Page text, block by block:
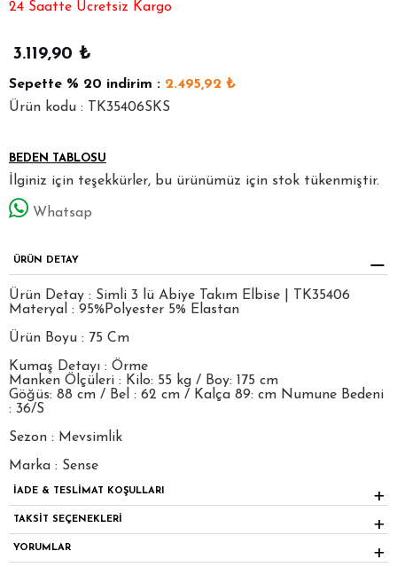
24 Saatte Ücretsiz Kargo
3.119,90 ₺
Sepette % 20 indirim : 2.495,92 ₺
Ürün kodu : TK35406SKS
BEDEN TABLOSU
İlginiz için teşekkürler, bu ürünümüz için stok tükenmiştir.
Whatsap
ÜRÜN DETAY
Ürün Detay : Simli 3 lü Abiye Takım Elbise | TK35406
Materyal : 95%Polyester 5% Elastan
Ürün Boyu : 75 Cm
Kumaş Detayı : Örme
Manken Ölçüleri : Kilo: 55 kg / Boy: 175 cm
Göğüs: 88 cm / Bel : 62 cm / Kalça 89: cm Numune Bedeni
: 36/S
Sezon : Mevsimlik
Marka : Sense
İADE & TESLİMAT KOŞULLARI
TAKSİT SEÇENEKLERİ
YORUMLAR